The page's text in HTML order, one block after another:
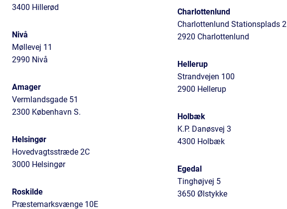
3400 Hillerød
Nivå
Møllevej 11
2990 Nivå
Amager
Vermlandsgade 51
2300 København S.
Helsingør
Hovedvagtsstræde 2C
3000 Helsingør
Roskilde
Præstemarksvænge 10E
Charlottenlund
Charlottenlund Stationsplads 2
2920 Charlottenlund
Hellerup
Strandvejen 100
2900 Hellerup
Holbæk
K.P. Danøsvej 3
4300 Holbæk
Egedal
Tinghøjvej 5
3650 Ølstykke